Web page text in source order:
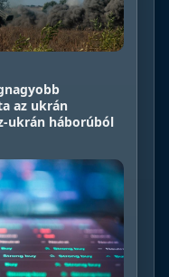
az ukrán
ukrán háborúból